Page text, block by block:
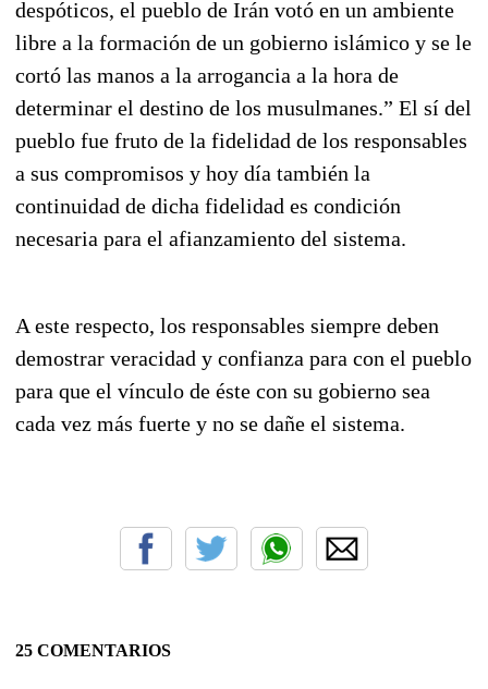
despóticos, el pueblo de Irán votó en un ambiente
libre a la formación de un gobierno islámico y se le
cortó las manos a la arrogancia a la hora de
determinar el destino de los musulmanes.” El sí del
pueblo fue fruto de la fidelidad de los responsables
a sus compromisos y hoy día también la
continuidad de dicha fidelidad es condición
necesaria para el afianzamiento del sistema.
A este respecto, los responsables siempre deben
demostrar veracidad y confianza para con el pueblo
para que el vínculo de éste con su gobierno sea
cada vez más fuerte y no se dañe el sistema.
25 COMENTARIOS